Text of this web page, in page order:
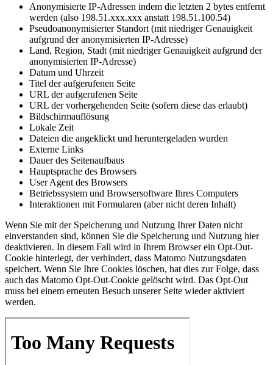
Anonymisierte IP-Adressen indem die letzten 2 bytes entfernt
werden (also 198.51.xxx.xxx anstatt 198.51.100.54)
Pseudoanonymisierter Standort (mit niedriger Genauigkeit
aufgrund der anonymisierten IP-Adresse)
Land, Region, Stadt (mit niedriger Genauigkeit aufgrund der
anonymisierten IP-Adresse)
Datum und Uhrzeit
Titel der aufgerufenen Seite
URL der aufgerufenen Seite
URL der vorhergehenden Seite (sofern diese das erlaubt)
Bildschirmauflösung
Lokale Zeit
Dateien die angeklickt und heruntergeladen wurden
Externe Links
Dauer des Seitenaufbaus
Hauptsprache des Browsers
User Agent des Browsers
Betriebssystem und Browsersoftware Ihres Computers
Interaktionen mit Formularen (aber nicht deren Inhalt)
Wenn Sie mit der Speicherung und Nutzung Ihrer Daten nicht
einverstanden sind, können Sie die Speicherung und Nutzung hier
deaktivieren. In diesem Fall wird in Ihrem Browser ein Opt-Out-
Cookie hinterlegt, der verhindert, dass Matomo Nutzungsdaten
speichert. Wenn Sie Ihre Cookies löschen, hat dies zur Folge, dass
auch das Matomo Opt-Out-Cookie gelöscht wird. Das Opt-Out
muss bei einem erneuten Besuch unserer Seite wieder aktiviert
werden.